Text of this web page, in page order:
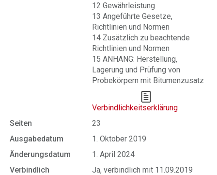
12 Gewährleistung
13 Angeführte Gesetze,
Richtlinien und Normen
14 Zusätzlich zu beachtende
Richtlinien und Normen
15 ANHANG: Herstellung,
Lagerung und Prüfung von
Probekörpern mit Bitumenzusatz
Verbindlichkeitserklärung
Seiten
23
Ausgabedatum
1. Oktober 2019
Änderungsdatum
1. April 2024
Verbindlich
Ja, verbindlich mit 11.09.2019